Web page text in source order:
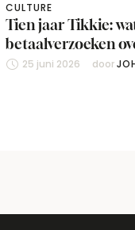
CULTURE
Tien jaar Tikkie:
betaalverzoeken
25 juni 2026 door